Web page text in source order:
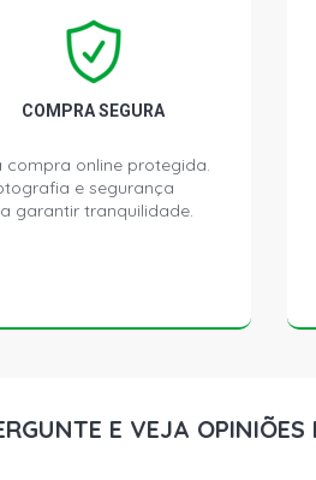
COMPRA SEGURA
compra online protegida.
e segurança
garantir tranquilidade.
E VEJA